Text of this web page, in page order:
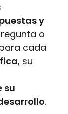
y
o
cada
, su
su
.